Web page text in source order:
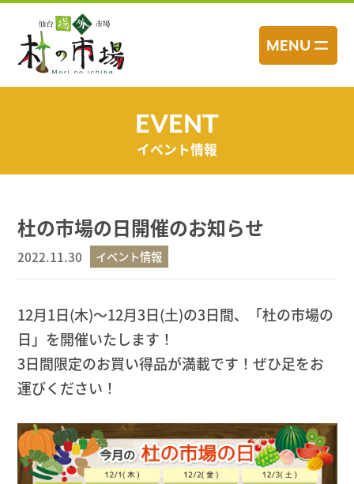
ッ
MENU
EVENT
イベント情報
杜の市場の日開催のお知らせ
2022.11.30 イベント情報
12月1日(木)〜12月3日(土)の3日間、「杜の市場の
日」を開催いたします！
3日間限定のお買い得品が満載です！ぜひ足をお
運びください！